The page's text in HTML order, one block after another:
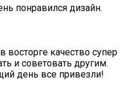
понравился дизайн.
восторге качество супер
и советовать другим.
день все привезли!